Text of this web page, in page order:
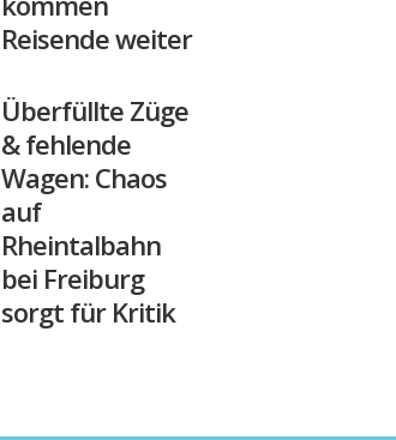
Reisende weiter
Überfüllte Züge
& fehlende
Wagen: Chaos
auf
Rheintalbahn
bei Freiburg
sorgt für Kritik